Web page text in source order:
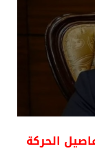
الحركة